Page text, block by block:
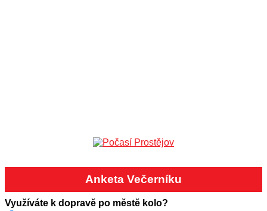
Anketa Večerníku
Využíváte k dopravě po městě kolo?